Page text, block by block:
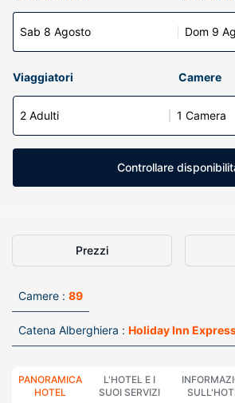
Sab 8 Agosto Dom 9
Viaggiatori Camere
2 Adulti 1 Camera
Controllare
Prezzi
Camere : 89
Catena Alberghiera : Holiday Inn
PANORAMICA
HOTEL
L'HOTEL E I
SUOI SERVIZI